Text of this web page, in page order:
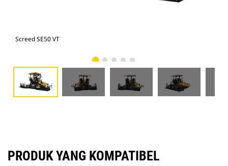
Screed SE50 VT
PRODUK YANG KOMPATIBEL